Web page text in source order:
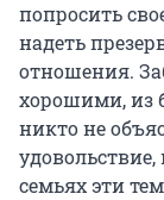
попросить
надеть
отношения.
хорошими, из
никто не
семьях эти